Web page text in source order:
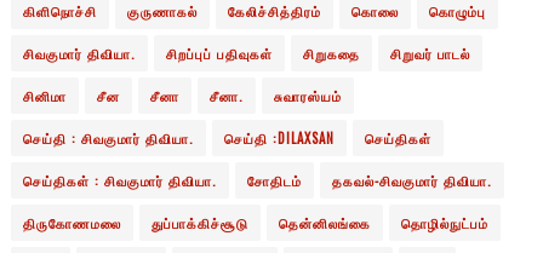
கிளிநொச்சி குருணாகல் கேலிச்சித்திரம் கொலை கொழும்பு
சிவகுமார் திவியா. சிறப்புப் பதிவுகள் சிறுகதை சிறுவர் பாடல்
சினிமா சீன சீனா சீனா. சுவாரஸ்யம்
செய்தி : சிவகுமார் திவியா. செய்தி :DILAXSAN செய்திகள்
செய்திகள் : சிவகுமார் திவியா. சோதிடம் தகவல்-சிவகுமார் திவியா.
திருகோணமலை துப்பாக்கிச்சூடு தென்னிலங்கை தொழில்நுட்பம்